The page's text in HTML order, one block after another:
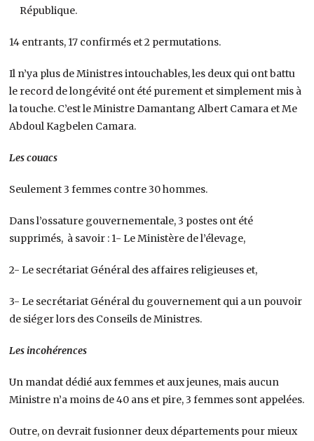
République.
14 entrants, 17 confirmés et 2 permutations.
Il n’ya plus de Ministres intouchables, les deux qui ont battu
le record de longévité ont été purement et simplement mis à
la touche. C’est le Ministre Damantang Albert Camara et Me
Abdoul Kagbelen Camara.
Les couacs
Seulement 3 femmes contre 30 hommes.
Dans l’ossature gouvernementale, 3 postes ont été
supprimés, à savoir : 1- Le Ministère de l’élevage,
2- Le secrétariat Général des affaires religieuses et,
3- Le secrétariat Général du gouvernement qui a un pouvoir
de siéger lors des Conseils de Ministres.
Les incohérences
Un mandat dédié aux femmes et aux jeunes, mais aucun
Ministre n’a moins de 40 ans et pire, 3 femmes sont appelées.
Outre, on devrait fusionner deux départements pour mieux